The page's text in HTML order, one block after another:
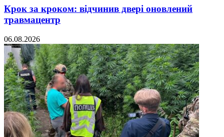
Крок за кроком: відчинив двері оновлений
травмацентр
06.08.2026